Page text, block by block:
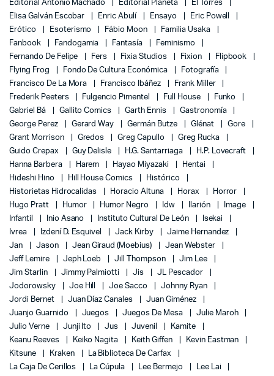
Editorial Antonio Machado
Editorial Planeta
El Torres
Elisa Galván Escobar
Enric Abulí Ensayo
Eric Powell
Erótico
Esoterismo Fábio Moon
Familia Usaka
Fanbook
Fandogamia Fantasía
Feminismo
Fernando De Felipe
Fers Fixia Studios Fixion
Flipbook
Flying Frog
Fondo De Cultura Económica
Fotografía
Francisco De La Mora
Francisco Ibáñez
Frank Miller
Frederik Peeters
Fulgencio Pimentel Full House
Funko
Gabriel Bá
Gallito Comics Garth Ennis
Gastronomía
George Perez
Gerard Way Germán Butze Glénat
Gore
Grant Morrison
Gredos Greg Capullo
Greg Rucka
Guido Crepax
Guy Delisle H.G. Santarriaga
H.P. Lovecraft
Hanna Barbera
Harem Hayao Miyazaki
Hentai
Hideshi Hino
Hill House Comics
Histórico
Historietas Hidrocalidas
Horacio Altuna Horax
Horror
Hugo Pratt
Humor Humor Negro Idw Ilarión
Image
Infantil
Inio Asano Instituto Cultural De León
Isekai
Ivrea
Izdení D. Esquivel Jack Kirby
Jaime Hernandez
Jan
Jason Jean Giraud (Moebius)
Jean Webster
Jeff Lemire
Jeph Loeb Jill Thompson
Jim Lee
Jim Starlin
Jimmy Palmiotti Jis
JL Pescador
Jodorowsky
Joe Hill Joe Sacco
Johnny Ryan
Jordi Bernet
Juan Díaz Canales
Juan Giménez
Juanjo Guarnido
Juegos Juegos De Mesa
Julie Maroh
Julio Verne
Junji Ito Jus Juvenil
Kamite
Keanu Reeves
Keiko Nagita Keith Giffen
Kevin Eastman
Kitsune
Kraken
La Biblioteca De Carfax
La Caja De Cerillos
La Cúpula Lee Bermejo
Lee Lai